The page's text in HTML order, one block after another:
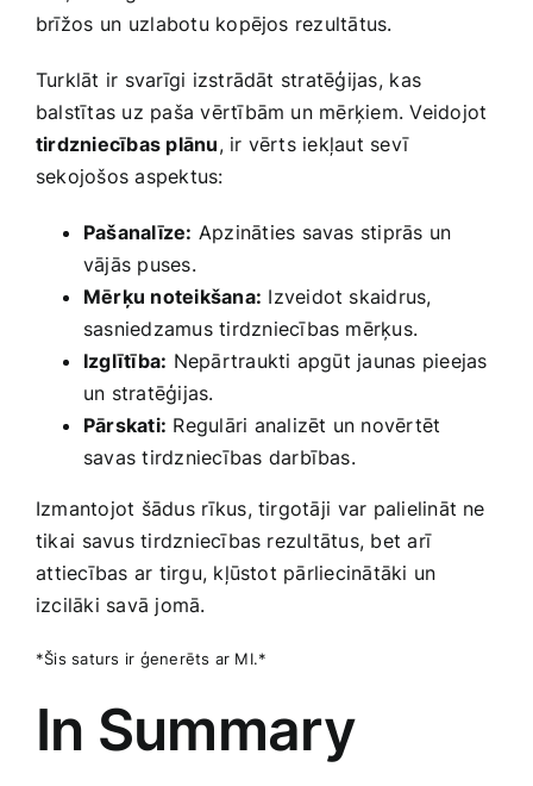
brīžos ⁤un ⁤uzlabotu kopējos ​rezultātus.
Turklāt ir svarīgi izstrādāt stratēģijas, ⁢kas‍
balstītas uz paša vērtībām un mērķiem. ‌Veidojot
tirdzniecības plānu, ir vērts iekļaut sevī
sekojošos aspektus:
Pašanalīze: ‌Apzināties savas stiprās un
vājās puses.
Mērķu noteikšana: Izveidot skaidrus,
sasniedzamus tirdzniecības mērķus.
Izglītība: Nepārtraukti apgūt jaunas pieejas
un stratēģijas.
Pārskati: Regulāri analizēt un novērtēt
savas tirdzniecības darbības.
Izmantojot šādus⁤ rīkus, tirgotāji⁤ var palielināt ne
tikai⁤ savus tirdzniecības rezultātus, bet arī
⁤attiecības ar tirgu, kļūstot pārliecinātāki un
izcilāki savā jomā.
*Šis saturs ir ģenerēts ar MI.*
In Summary